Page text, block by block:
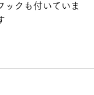
ックも付いていま